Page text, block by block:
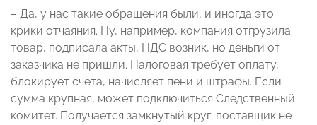
– Да, у нас такие обращения были, и иногда это
крики отчаяния. Ну, например, компания отгрузила
товар, подписала акты, НДС возник, но деньги от
заказчика не пришли. Налоговая требует оплату,
блокирует счета, начисляет пени и штрафы. Если
сумма крупная, может подключиться Следственный
комитет. Получается замкнутый круг: поставщик не